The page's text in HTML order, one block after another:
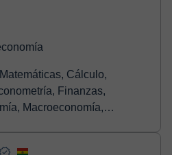
Cálculo,
Finanzas,
Macroeconomía,